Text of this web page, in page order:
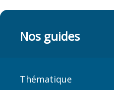
Nos guides
Thématique